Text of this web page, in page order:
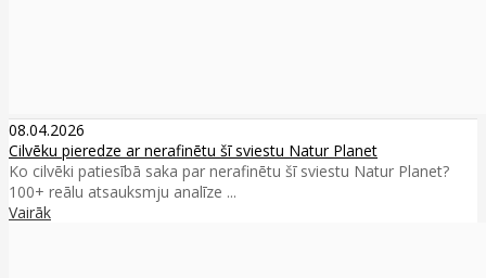
08.04.2026
Cilvēku pieredze ar nerafinētu šī sviestu Natur Planet
Ko cilvēki patiesībā saka par nerafinētu šī sviestu Natur Planet?
100+ reālu atsauksmju analīze ...
Vairāk